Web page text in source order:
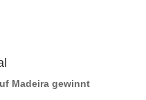
Madeira gewinnt